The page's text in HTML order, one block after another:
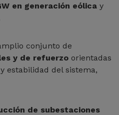
en generación eólica y
conjunto de
y de refuerzo orientadas
estabilidad del sistema,
de subestaciones